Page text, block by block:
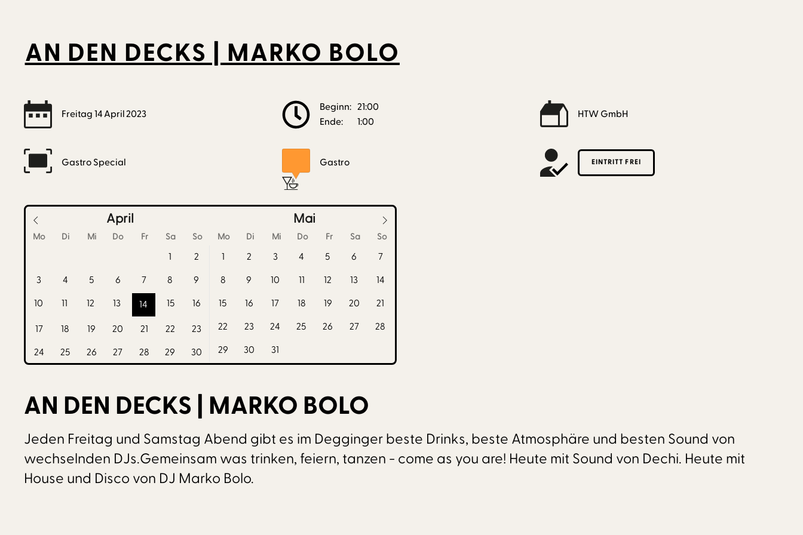
AN DEN DECKS | MARKO BOLO
Freitag 14April2023
Beginn: 21:00
Ende:
1:00
HTW GmbH
Gastro Special Gastro EINTRITT FREI
April Mai
Mo Di Mi Do Fr Sa So Mo Di Mi Do Fr Sa So
1
2
3
4 5 6 7 8
9
10
11 12 13 14 15 16
17 18 19 20 21 22
23
24
25 26 27 28 29 30
1 2 3 4 5 6
7
8
9 10 11 12 13
14
15
16 17 18 19 20
21
22
23 24 25 26 27
28
29
30 31
AN DEN DECKS | MARKO BOLO
Jeden Freitag und Samstag Abend gibt es im Degginger beste Drinks, beste Atmosphäre und besten Sound von
wechselnden DJs.Gemeinsam was trinken, feiern, tanzen - come as you are! Heute mit Sound von Dechi. Heute mit
House und Disco von DJ Marko Bolo.